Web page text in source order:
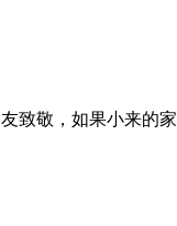
致敬，如果小来的